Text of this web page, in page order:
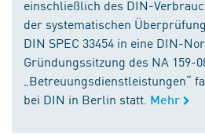
einschließlich des DIN-
der systematischen
DIN SPEC 33454 in eine DIN-
Gründungssitzung des NA 159-
„Betreuungsdienstleistungen“
bei DIN in Berlin statt. Mehr